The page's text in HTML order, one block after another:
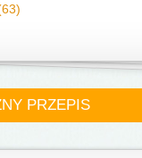
PRZEPIS